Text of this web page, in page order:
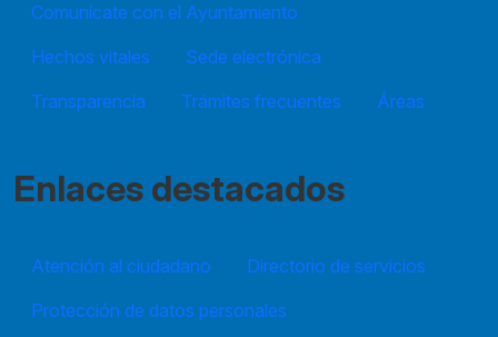
Comunícate con el Ayuntamiento
Hechos vitales
Sede electrónica
Transparencia
Trámites frecuentes Áreas
Enlaces destacados
Atención al ciudadano
Directorio de servicios
Protección de datos personales